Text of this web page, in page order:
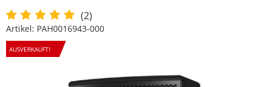
(2)
Artikel: PAH0016943-000
AUSVERKAUFT!